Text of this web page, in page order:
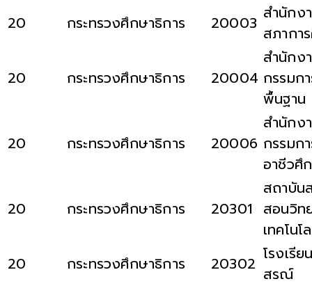
20
กระทรวงศึกษาธิการ 20003 สำนักง
สภากา
20 กระทรวงศึกษาธิการ 20004
สำนักง
กรรมก
พื้นฐาน
20 กระทรวงศึกษาธิการ 20006
สำนักง
กรรมก
อาชีวศึ
20 กระทรวงศึกษาธิการ 20301
สถาบัน
สอนวิท
เทคโนโ
20
กระทรวงศึกษาธิการ 20302 โรงเรี
สรณ์